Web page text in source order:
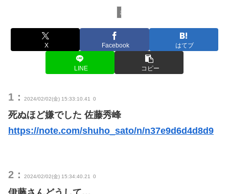
まとめ
X Facebook はてブ
LINE コピー
1： 2024/02/02(金) 15:33:10.41 0
死ぬほど嫌でした 佐藤秀峰
https://note.com/shuho_sato/n/n37e9d6d4d8d9
2： 2024/02/02(金) 15:34:40.21 0